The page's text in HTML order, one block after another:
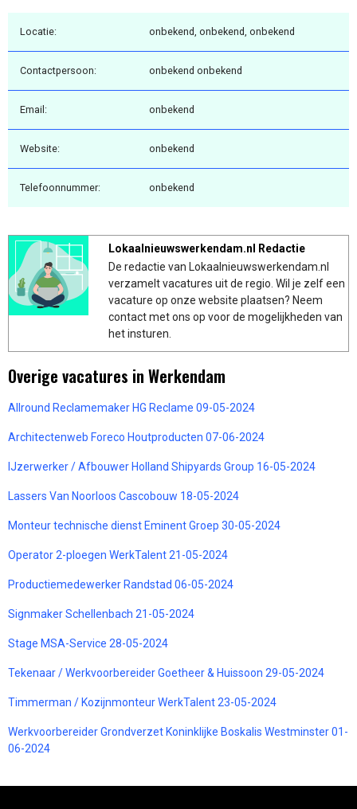
Locatie: onbekend, onbekend, onbekend
Contactpersoon: onbekend onbekend
Email: onbekend
Website: onbekend
Telefoonnummer: onbekend
Lokaalnieuwswerkendam.nl Redactie
De redactie van Lokaalnieuwswerkendam.nl
verzamelt vacatures uit de regio. Wil je zelf een
vacature op onze website plaatsen? Neem
contact met ons op voor de mogelijkheden van
het insturen.
Overige vacatures in Werkendam
Allround Reclamemaker HG Reclame 09-05-2024
Architectenweb Foreco Houtproducten 07-06-2024
IJzerwerker / Afbouwer Holland Shipyards Group 16-05-2024
Lassers Van Noorloos Cascobouw 18-05-2024
Monteur technische dienst Eminent Groep 30-05-2024
Operator 2-ploegen WerkTalent 21-05-2024
Productiemedewerker Randstad 06-05-2024
Signmaker Schellenbach 21-05-2024
Stage MSA-Service 28-05-2024
Tekenaar / Werkvoorbereider Goetheer & Huissoon 29-05-2024
Timmerman / Kozijnmonteur WerkTalent 23-05-2024
Werkvoorbereider Grondverzet Koninklijke Boskalis Westminster 01-
06-2024